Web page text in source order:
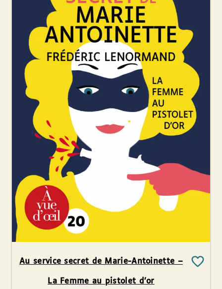
Au service secret de Marie-Antoinette –
La Femme au pistolet d’or